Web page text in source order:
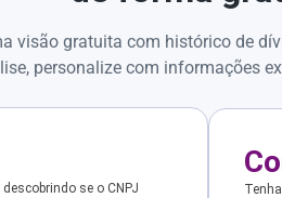
visão gratuita com histórico de
personalize com informações
se o CNPJ